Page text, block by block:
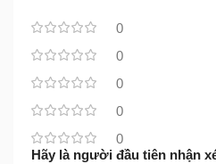
0
0
0
0
0
Hãy là người đầu tiên nhận